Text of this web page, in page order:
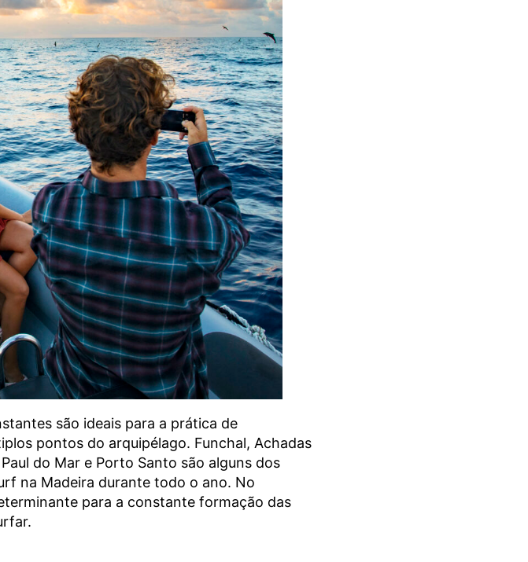
são ideais para a prática de
pontos do arquipélago. Funchal, Achadas
do Mar e Porto Santo são alguns dos
na Madeira durante todo o ano. No
para a constante formação das